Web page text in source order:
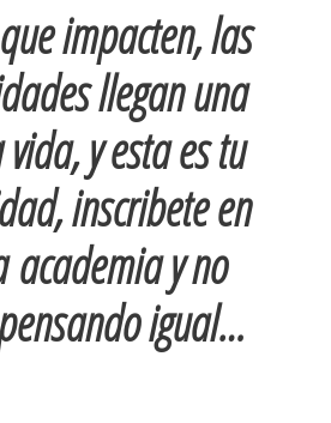
impacten, las
llegan una
vida, y esta es tu
inscribete en
academia y no
igual…